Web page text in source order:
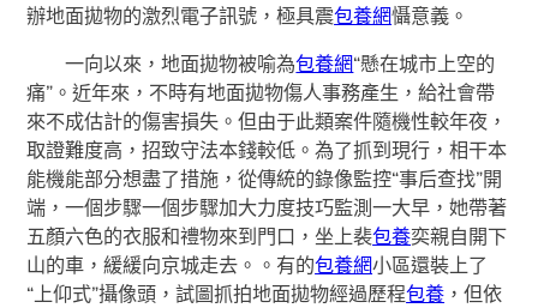
辦地面拋物的激烈電子訊號，極具震包養網懾意義。
一向以來，地面拋物被喻為包養網“懸在城市上空的
痛”。近年來，不時有地面拋物傷人事務產生，給社會帶
來不成估計的傷害損失。但由于此類案件隨機性較年夜，
取證難度高，招致守法本錢較低。為了抓到現行，相干本
能機能部分想盡了措施，從傳統的錄像監控“事后查找”開
端，一個步驟一個步驟加大力度技巧監測一大早，她帶著
五顏六色的衣服和禮物來到門口，坐上裴包養奕親自開下
山的車，緩緩向京城走去。。有的包養網小區還裝上了
“上仰式”攝像頭，試圖抓拍地面拋物經過歷程包養 ，但依